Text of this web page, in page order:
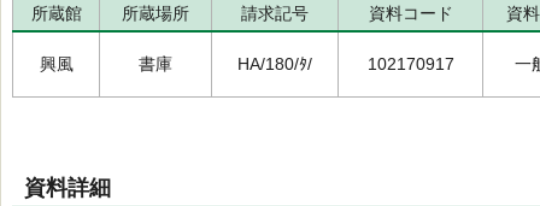
所蔵館 所蔵場所 請求記号 資料コード 資
興風 書庫 HA/180/ﾀ/ 102170917 一
資料詳細